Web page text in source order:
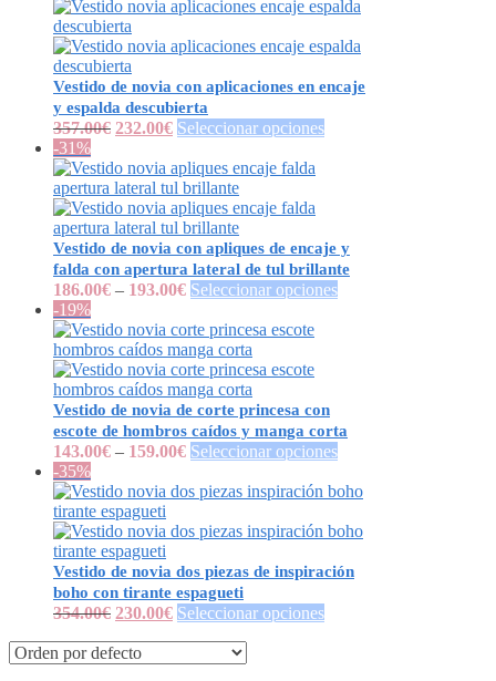
Vestido de novia con aplicaciones en encaje
y espalda descubierta
357.00€ 232.00€ Seleccionar opciones
-31%
Vestido de novia con apliques de encaje y
falda con apertura lateral de tul brillante
186.00€ – 193.00€ Seleccionar opciones
-19%
Vestido de novia de corte princesa con
escote de hombros caídos y manga corta
143.00€ – 159.00€ Seleccionar opciones
-35%
Vestido de novia dos piezas de inspiración
boho con tirante espagueti
354.00€ 230.00€ Seleccionar opciones